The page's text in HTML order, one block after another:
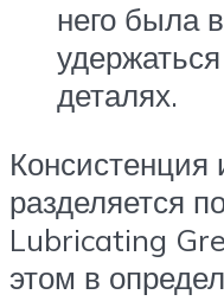
него была
деталях.
Консистенция
разделяется
Lubricating
этом в